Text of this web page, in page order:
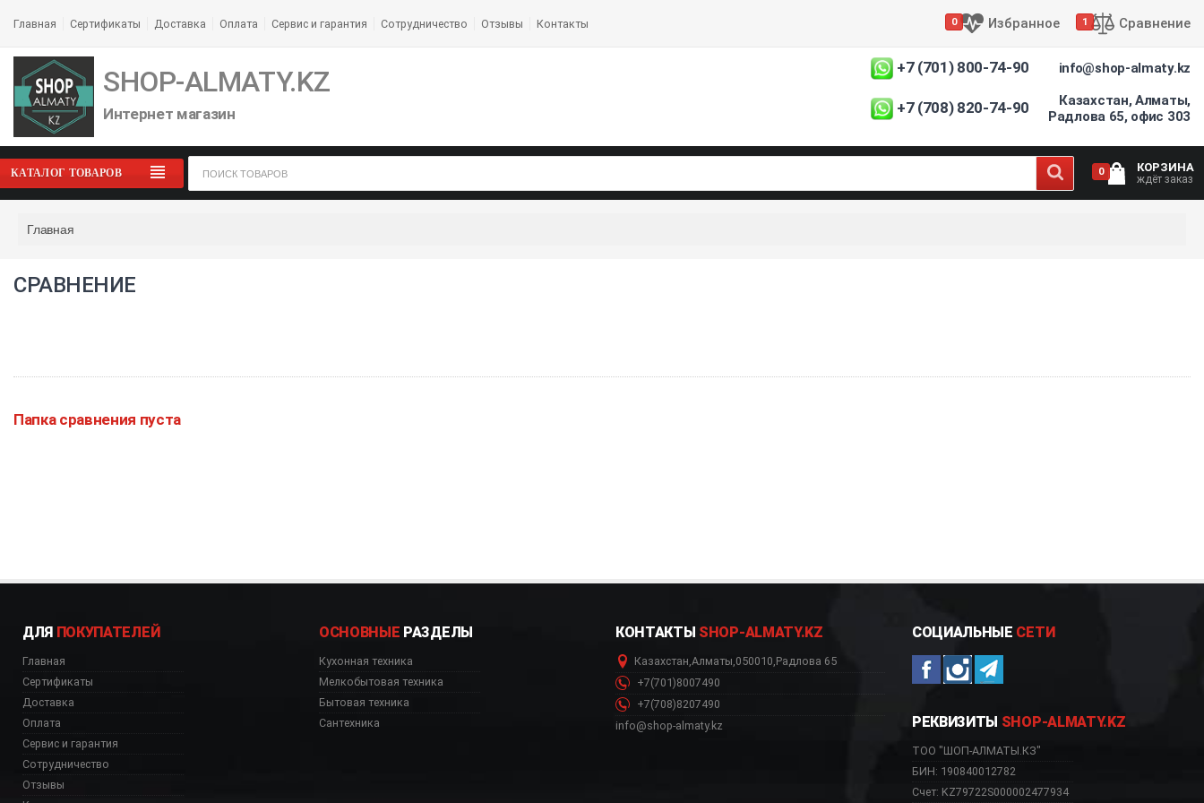
Главная Сертификаты Доставка Оплата Сервис и гарантия Сотрудничество Отзывы Контакты 0 Избранное 1 Сравнение
SHOP-ALMATY.KZ
Интернет магазин
+7 (701) 800-74-90
+7 (708) 820-74-90
info@shop-almaty.kz
Казахстан, Алматы,
Радлова 65, офис 303
КАТАЛОГ ТОВАРОВ 0 КОРЗИНА
ждёт заказ
Главная
СРАВНЕНИЕ
Папка сравнения пуста
ДЛЯ ПОКУПАТЕЛЕЙ
Главная
Сертификаты
Доставка
Оплата
Сервис и гарантия
Сотрудничество
Отзывы
ОСНОВНЫЕ РАЗДЕЛЫ
Кухонная техника
Мелкобытовая техника
Бытовая техника
Сантехника
КОНТАКТЫ SHOP-ALMATY.KZ
Казахстан,Алматы,050010,Радлова 65
+7(701)8007490
+7(708)8207490
info@shop-almaty.kz
СОЦИАЛЬНЫЕ СЕТИ
РЕКВИЗИТЫ SHOP-ALMATY.KZ
ТОО "ШОП-АЛМАТЫ.КЗ"
БИН: 190840012782
Счет: KZ79722S000002477934